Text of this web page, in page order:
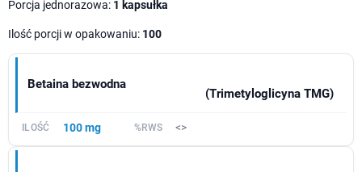
Porcja jednorazowa: 1 kapsułka
Ilość porcji w opakowaniu: 100
Betaina bezwodna
(Trimetyloglicyna TMG)
100 mg <>